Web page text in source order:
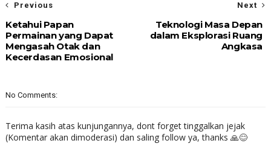
Next
Teknologi Masa Depan
dalam Eksplorasi Ruang
Angkasa
Previous
Ketahui Papan
Permainan yang Dapat
Mengasah Otak dan
Kecerdasan Emosional
No Comments:
Terima kasih atas kunjungannya, dont forget tinggalkan jejak
(Komentar akan dimoderasi) dan saling follow ya, thanks 🙏😊